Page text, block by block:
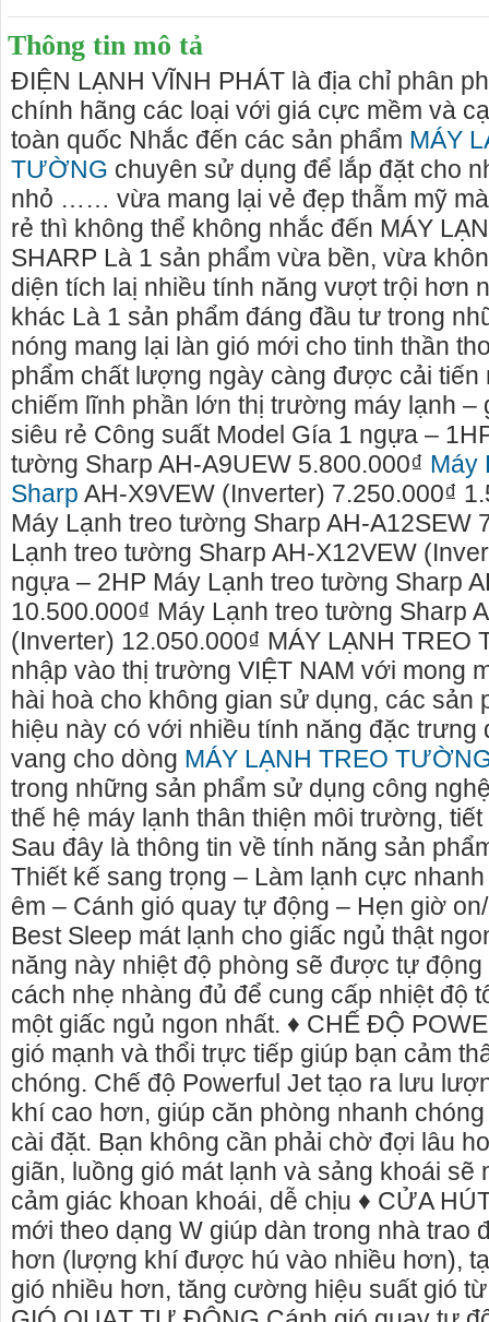
Thông tin mô tả
ĐIỆN LẠNH VĨNH PHÁT là địa chỉ phân
chính hãng các loại với giá cực mềm và
toàn quốc Nhắc đến các sản phẩm MÁY
TƯỜNG chuyên sử dụng để lắp đặt cho
nhỏ …… vừa mang lại vẻ đẹp thẫm mỹ
rẻ thì không thể không nhắc đến MÁY
SHARP Là 1 sản phẩm vừa bền, vừa
diện tích laị nhiều tính năng vượt trội hơn
khác Là 1 sản phẩm đáng đầu tư trong
nóng mang lại làn gió mới cho tinh thần
phẩm chất lượng ngày càng được cải tiến
chiếm lĩnh phần lớn thị trường máy lạnh –
siêu rẻ Công suất Model Gía 1 ngựa –
tường Sharp AH-A9UEW 5.800.000₫ Máy
Sharp AH-X9VEW (Inverter) 7.250.000₫
Máy Lạnh treo tường Sharp AH-A12SEW
Lạnh treo tường Sharp AH-X12VEW
ngựa – 2HP Máy Lạnh treo tường Sharp
10.500.000₫ Máy Lạnh treo tường Sharp
(Inverter) 12.050.000₫ MÁY LẠNH TREO
nhập vào thị trường VIỆT NAM với mong
hài hoà cho không gian sử dụng, các sản
hiệu này có với nhiều tính năng đặc trưng
vang cho dòng MÁY LẠNH TREO
trong những sản phẩm sử dụng công
thế hệ máy lạnh thân thiện môi trường,
Sau đây là thông tin về tính năng sản
Thiết kế sang trọng – Làm lạnh cực
êm – Cánh gió quay tự động – Hẹn giờ
Best Sleep mát lạnh cho giấc ngủ thật
năng này nhiệt độ phòng sẽ được tự động
cách nhẹ nhàng đủ để cung cấp nhiệt độ
một giấc ngủ ngon nhất. ♦ CHẾ ĐỘ
gió mạnh và thổi trực tiếp giúp bạn cảm
chóng. Chế độ Powerful Jet tạo ra lưu
khí cao hơn, giúp căn phòng nhanh
cài đặt. Bạn không cần phải chờ đợi lâu
giãn, luồng gió mát lạnh và sảng khoái sẽ
cảm giác khoan khoái, dễ chịu ♦ CỬA
mới theo dạng W giúp dàn trong nhà trao
hơn (lượng khí được hú vào nhiều hơn),
gió nhiều hơn, tăng cường hiệu suất gió
Cho thuê xe du lịch Pleiku Gia
cho thuê xe xe lịch tại Pleiku,
Gọi ngay: 0906.483.699 -
0868.15.3579 (Mr Thái) để thuê xe
- cty xe du lịch tại Pleiku Gia Lai
thuê xe du lịch tại Gia Lai, cho
chỗ đến 45 chỗ.
gia lai>> cho thuê xe máy tại
gia lai rất nhiều xe mới, đẹp,
phú về kiểu dáng